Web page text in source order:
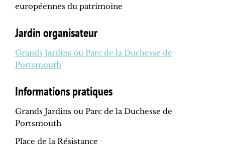
européennes du patrimoine
Jardin organisateur
Grands Jardins ou Parc de la Duchesse de
Portsmouth
Informations pratiques
Grands Jardins ou Parc de la Duchesse de
Portsmouth
Place de la Résistance